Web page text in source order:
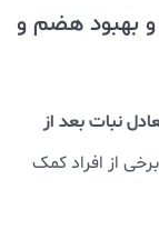
و بهبود هضم و
نبات بعد از
از افراد کمک